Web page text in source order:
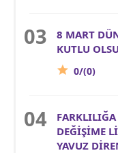
8 MART
KUTLU
0/(0)
DEĞİŞİME
YAVUZ